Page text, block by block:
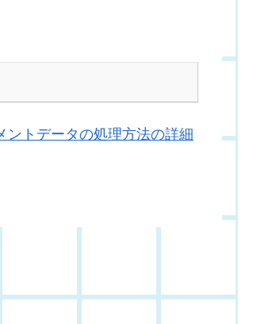
ントデータの処理方法の詳細